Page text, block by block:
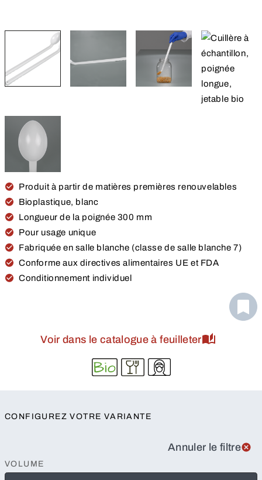
Produit à partir de matières premières renouvelables
Bioplastique, blanc
Longueur de la poignée 300 mm
Pour usage unique
Fabriquée en salle blanche (classe de salle blanche 7)
Conforme aux directives alimentaires UE et FDA
Conditionnement individuel
Voir dans le catalogue à feuilleter
CONFIGUREZ VOTRE VARIANTE
Annuler le filtre
VOLUME